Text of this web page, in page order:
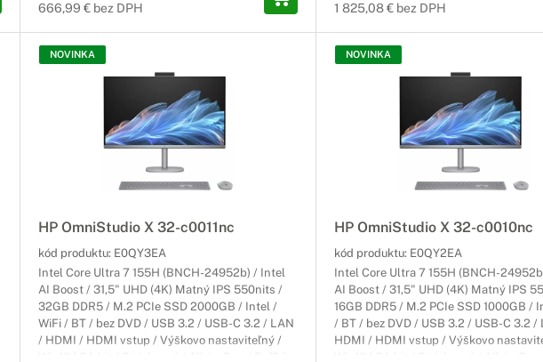
666,99 € bez DPH 1 825,08 € bez DPH
NOVINKA
HP OmniStudio X 32-c0011nc
kód produktu: E0QY3EA
Intel Core Ultra 7 155H (BNCH-24952b) / Intel
AI Boost / 31,5" UHD (4K) Matný IPS 550nits /
32GB DDR5 / M.2 PCIe SSD 2000GB / Intel /
WiFi / BT / bez DVD / USB 3.2 / USB-C 3.2 / LAN
/ HDMI / HDMI vstup / Výškovo nastaviteľný /
NOVINKA
HP OmniStudio X 32-c0010nc
kód produktu: E0QY2EA
Intel Core Ultra 7 155H (BNCH-
AI Boost / 31,5" UHD (4K) Matný IPS
16GB DDR5 / M.2 PCIe SSD 1000GB /
/ BT / bez DVD / USB 3.2 / USB-C 3.2 /
HDMI / HDMI vstup / Výškovo